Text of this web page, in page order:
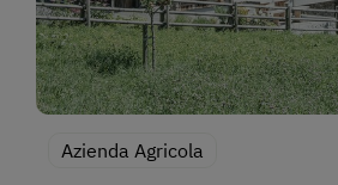
Azienda Agricola